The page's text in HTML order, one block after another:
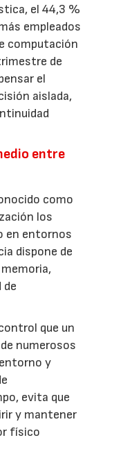
el 44,3 %
empleados
computación
de
el
aislada,
entre
como
los
en entornos
dispone de
de
que un
numerosos
y
evita que
y mantener
físico